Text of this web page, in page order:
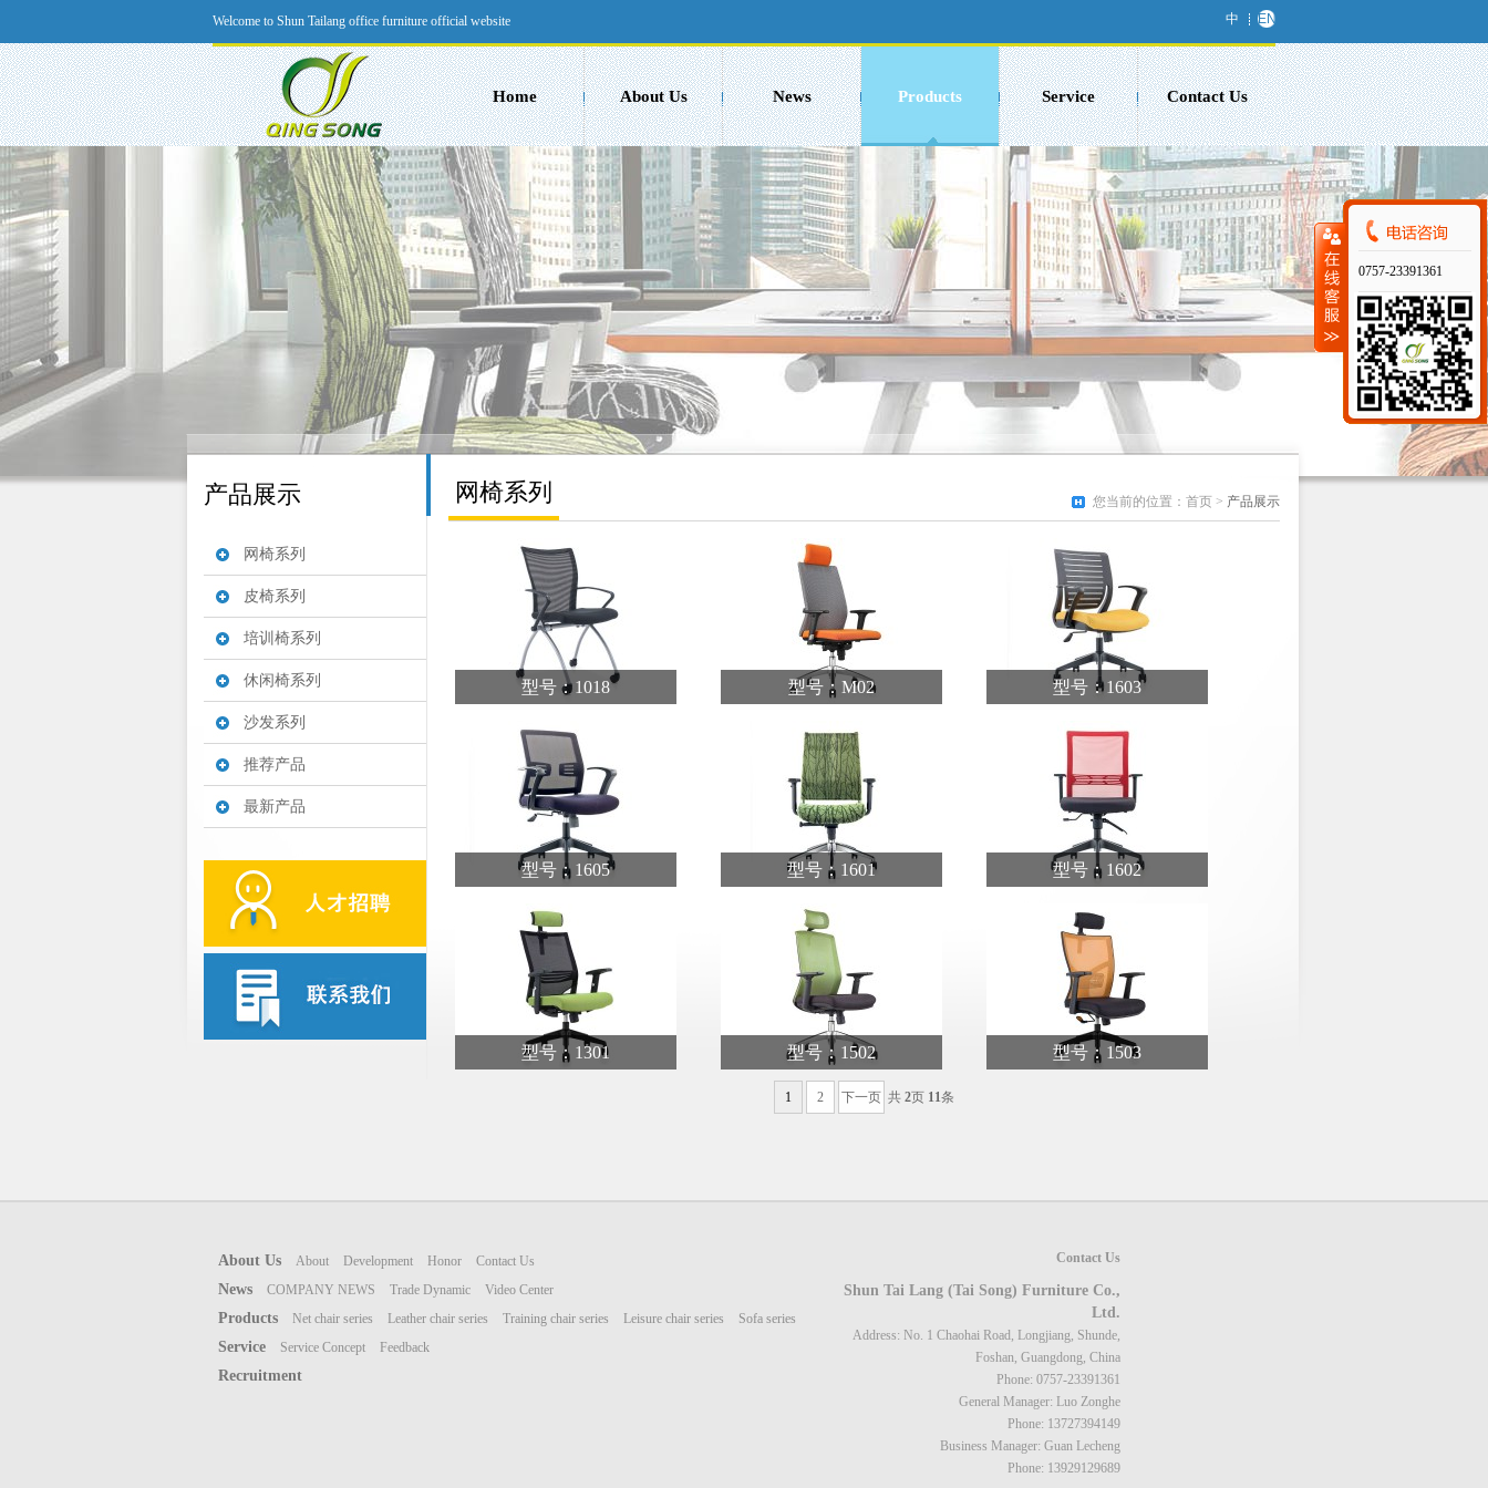
Welcome to Shun Tailang office furniture official website 中 EN
Home About Us News Products Service Contact Us
产品展示
网椅系列
皮椅系列
培训椅系列
休闲椅系列
沙发系列
推荐产品
最新产品
网椅系列 您当前的位置： 首页> 产品展示
型号：1018 型号：M02 型号：1603
型号：1605 型号：1601 型号：1602
型号：1301 型号：1502 型号：1503
1 2 下一页 共 2页 11条
About Us About Development Honor Contact Us
News COMPANY NEWS Trade Dynamic Video Center
Products Net chair series Leather chair series Training chair series Leisure chair series Sofa series
Service Service Concept Feedback
Recruitment
Contact Us
Shun Tai Lang (Tai Song) Furniture Co.,
Ltd.
Address: No. 1 Chaohai Road, Longjiang, Shunde,
Foshan, Guangdong, China
Phone: 0757-23391361
General Manager: Luo Zonghe
Phone: 13727394149
Business Manager: Guan Lecheng
Phone: 13929129689
0757-23391361